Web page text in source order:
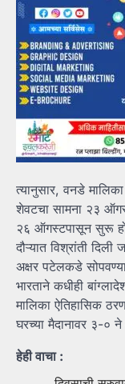
त्यानुसार, वनडे
शेवटचा सामना २३
२६ ऑगस्टपासून सुरू
दौऱ्यात विश्रांती
अक्षर पटेलकडे
भारताने कधीही
मालिका ऐतिहासिक
घरच्या मैदानावर ३-०
हेही वाचा :